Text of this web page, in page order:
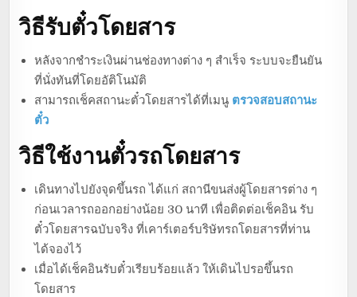
วิธีรับตั๋วโดยสาร
หลังจากชำระเงินผ่านช่องทางต่าง ๆ สำเร็จ ระบบจะยืนยัน
ที่นั่งทันที่โดยอัติโนมัติ
สามารถเช็คสถานะตั๋วโดยสารได้ที่เมนู ตรวจสอบสถานะ
ตั๋ว
วิธีใช้งานตั๋วรถโดยสาร
เดินทางไปยังจุดขึ้นรถ ได้แก่ สถานีขนส่งผู้โดยสารต่าง ๆ
ก่อนเวลารถออกอย่างน้อย 30 นาที เพื่อติดต่อเช็คอิน รับ
ตั๋วโดยสารฉบับจริง ที่เคาร์เตอร์บริษัทรถโดยสารที่ท่าน
ได้จองไว้
เมื่อได้เช็คอินรับตั๋วเรียบร้อยแล้ว ให้เดินไปรอขึ้นรถ
โดยสาร